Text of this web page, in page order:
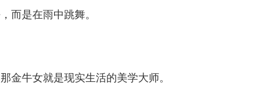
而是在雨中跳舞。
金牛女就是现实生活的美学大师。